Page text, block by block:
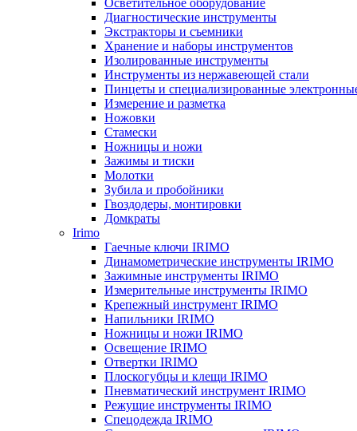
Осветительное оборудование
Диагностические инструменты
Экстракторы и съемники
Хранение и наборы инструментов
Изолированные инструменты
Инструменты из нержавеющей стали
Пинцеты и специализированные
Измерение и разметка
Ножовки
Стамески
Ножницы и ножи
Зажимы и тиски
Молотки
Зубила и пробойники
Гвоздодеры, монтировки
Домкраты
Irimo
Гаечные ключи IRIMO
Динамометрические инструменты IRIMO
Зажимные инструменты IRIMO
Измерительные инструменты IRIMO
Крепежный инструмент IRIMO
Напильники IRIMO
Ножницы и ножи IRIMO
Освещение IRIMO
Отвертки IRIMO
Плоскогубцы и клещи IRIMO
Пневматический инструмент IRIMO
Режущие инструменты IRIMO
Спецодежда IRIMO